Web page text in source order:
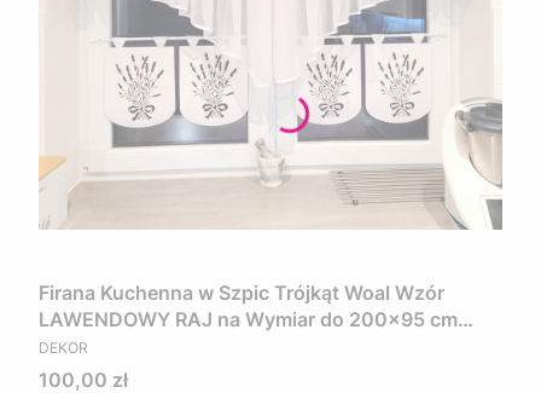
Firana Kuchenna w Szpic Trójkąt Woal Wzór
LAWENDOWY RAJ na Wymiar do 200x95 cm
(Bez Zazdrosek)
PRODUCENT
DEKOR
Cena
100,00 zł